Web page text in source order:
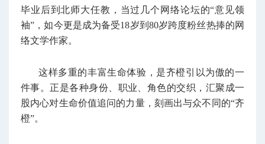
毕业后到北师大任教，当过几个网络论坛的“意见领
袖”，如今更是成为备受18岁到80岁跨度粉丝热捧的网
络文学作家。
这样多重的丰富生命体验，是齐橙引以为傲的一
件事。正是各种身份、职业、角色的交织，汇聚成一
股内心对生命价值追问的力量，刻画出与众不同的“齐
橙”。